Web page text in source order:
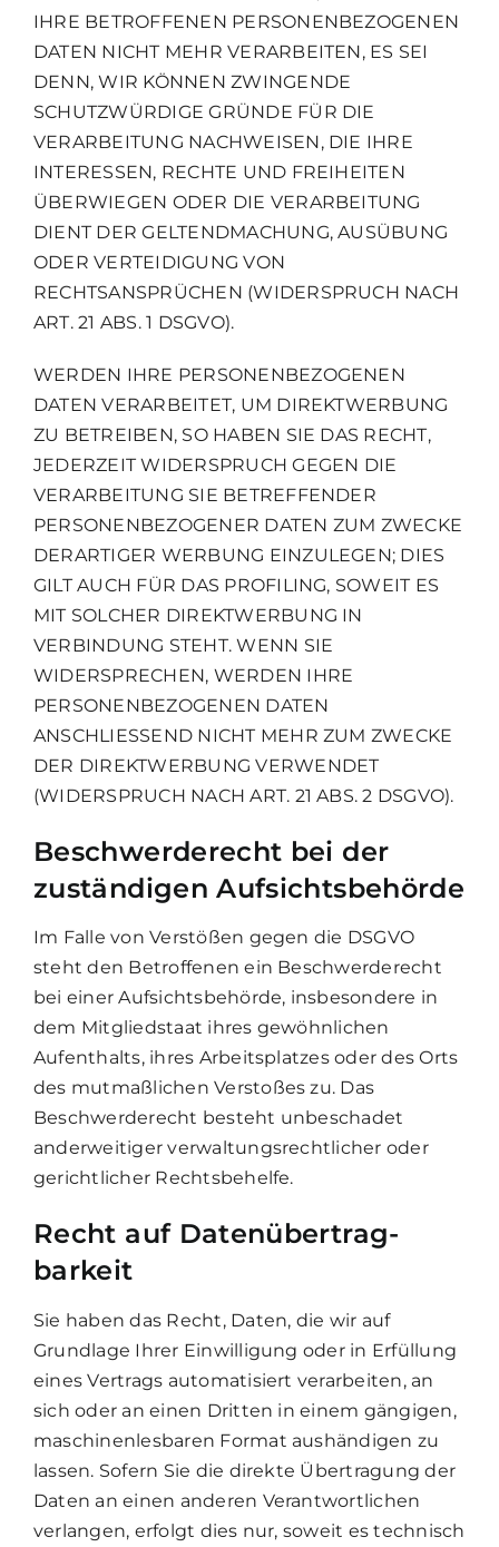
IHRE BETROFFENEN PERSONENBEZOGENEN
DATEN NICHT MEHR VERARBEITEN, ES SEI
DENN, WIR KÖNNEN ZWINGENDE
SCHUTZWÜRDIGE GRÜNDE FÜR DIE
VERARBEITUNG NACHWEISEN, DIE IHRE
INTERESSEN, RECHTE UND FREIHEITEN
ÜBERWIEGEN ODER DIE VERARBEITUNG
DIENT DER GELTENDMACHUNG, AUSÜBUNG
ODER VERTEIDIGUNG VON
RECHTSANSPRÜCHEN (WIDERSPRUCH NACH
ART. 21 ABS. 1 DSGVO).
WERDEN IHRE PERSONENBEZOGENEN
DATEN VERARBEITET, UM DIREKTWERBUNG
ZU BETREIBEN, SO HABEN SIE DAS RECHT,
JEDERZEIT WIDERSPRUCH GEGEN DIE
VERARBEITUNG SIE BETREFFENDER
PERSONENBEZOGENER DATEN ZUM ZWECKE
DERARTIGER WERBUNG EINZULEGEN; DIES
GILT AUCH FÜR DAS PROFILING, SOWEIT ES
MIT SOLCHER DIREKTWERBUNG IN
VERBINDUNG STEHT. WENN SIE
WIDERSPRECHEN, WERDEN IHRE
PERSONENBEZOGENEN DATEN
ANSCHLIESSEND NICHT MEHR ZUM ZWECKE
DER DIREKTWERBUNG VERWENDET
(WIDERSPRUCH NACH ART. 21 ABS. 2 DSGVO).
Beschwerde­recht bei der
zuständigen Aufsichts­behörde
Im Falle von Verstößen gegen die DSGVO
steht den Betroffenen ein Beschwerderecht
bei einer Aufsichtsbehörde, insbesondere in
dem Mitgliedstaat ihres gewöhnlichen
Aufenthalts, ihres Arbeitsplatzes oder des Orts
des mutmaßlichen Verstoßes zu. Das
Beschwerderecht besteht unbeschadet
anderweitiger verwaltungsrechtlicher oder
gerichtlicher Rechtsbehelfe.
Recht auf Daten­übertrag­
barkeit
Sie haben das Recht, Daten, die wir auf
Grundlage Ihrer Einwilligung oder in Erfüllung
eines Vertrags automatisiert verarbeiten, an
sich oder an einen Dritten in einem gängigen,
maschinenlesbaren Format aushändigen zu
lassen. Sofern Sie die direkte Übertragung der
Daten an einen anderen Verantwortlichen
verlangen, erfolgt dies nur, soweit es technisch